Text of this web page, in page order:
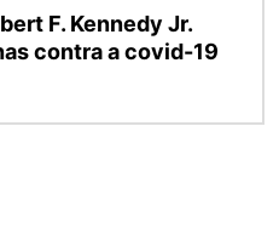
F. Kennedy Jr.
contra a covid-19